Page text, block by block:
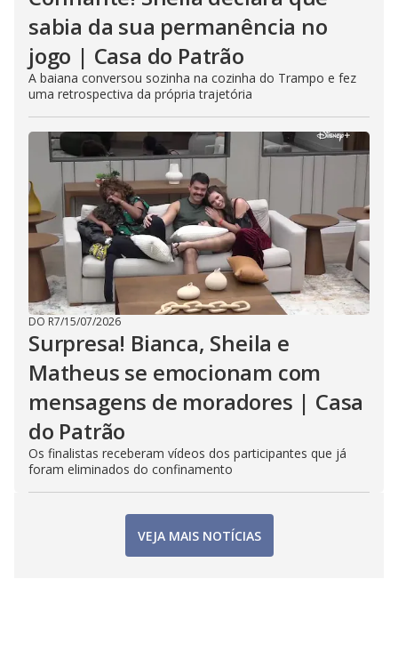
sabia da sua permanência no
jogo | Casa do Patrão
A baiana conversou sozinha na cozinha do Trampo e fez
uma retrospectiva da própria trajetória
DO R7/15/07/2026
Surpresa! Bianca, Sheila e
Matheus se emocionam com
mensagens de moradores | Casa
do Patrão
Os finalistas receberam vídeos dos participantes que já
foram eliminados do confinamento
VEJA MAIS NOTÍCIAS